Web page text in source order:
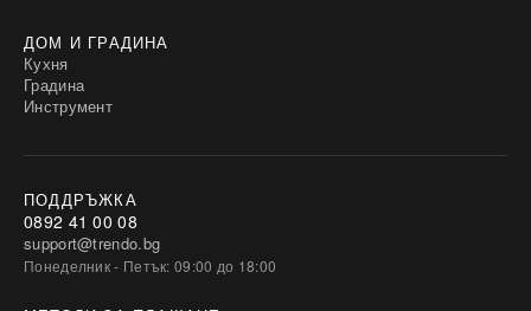
ДОМ И ГРАДИНА
Кухня
Градина
Инструмент
ПОДДРЪЖКА
0892 41 00 08
support@trendo.bg
Понеделник - Петък: 09:00 до 18:00